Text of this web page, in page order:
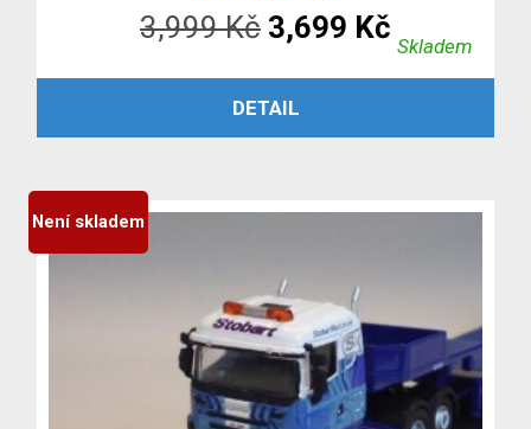
3,999Kč Původní
cena
byla:
3,699 Kč
cena
Skladem
PŘIDAT DO KOŠÍKU
DETAIL
Není skladem